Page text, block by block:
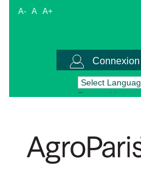
A- A A+
Powered by